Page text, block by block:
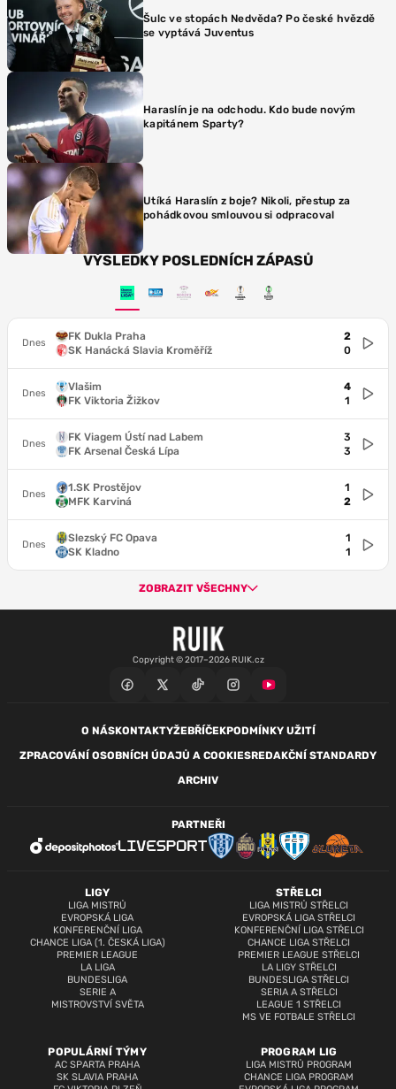
Šulc ve stopách Nedvěda? Po české hvězdě
se vyptává Juventus
Haraslín je na odchodu. Kdo bude novým
kapitánem Sparty?
Utíká Haraslín z boje? Nikoli, přestup za
pohádkovou smlouvou si odpracoval
VÝSLEDKY POSLEDNÍCH ZÁPASŮ
Dnes
FK Dukla Praha
SK Hanácká Slavia Kroměříž
2
0
Dnes
Vlašim
FK Viktoria Žižkov
4
1
Dnes
FK Viagem Ústí nad Labem
FK Arsenal Česká Lípa
3
3
Dnes
1.SK Prostějov
MFK Karviná
1
2
Dnes
Slezský FC Opava
SK Kladno
1
1
ZOBRAZIT VŠECHNY
Copyright © 2017–2026 RUIK.cz
O NÁSKONTAKTYŽEBŘÍČEKPODMÍNKY UŽITÍ
ZPRACOVÁNÍ OSOBNÍCH ÚDAJŮ A COOKIESREDAKČNÍ STANDARDY
ARCHIV
LIGY
LIGA MISTRŮ
EVROPSKÁ LIGA
KONFERENČNÍ LIGA
CHANCE LIGA (1. ČESKÁ LIGA)
PREMIER LEAGUE
LA LIGA
BUNDESLIGA
SERIE A
MISTROVSTVÍ SVĚTA
STŘELCI
LIGA MISTRŮ STŘELCI
EVROPSKÁ LIGA STŘELCI
KONFERENČNÍ LIGA STŘELCI
CHANCE LIGA STŘELCI
PREMIER LEAGUE STŘELCI
LA LIGY STŘELCI
BUNDESLIGA STŘELCI
SERIA A STŘELCI
LEAGUE 1 STŘELCI
MS VE FOTBALE STŘELCI
POPULÁRNÍ TÝMY
AC SPARTA PRAHA
SK SLAVIA PRAHA
PROGRAM LIG
LIGA MISTRŮ PROGRAM
CHANCE LIGA PROGRAM
PARTNEŘI